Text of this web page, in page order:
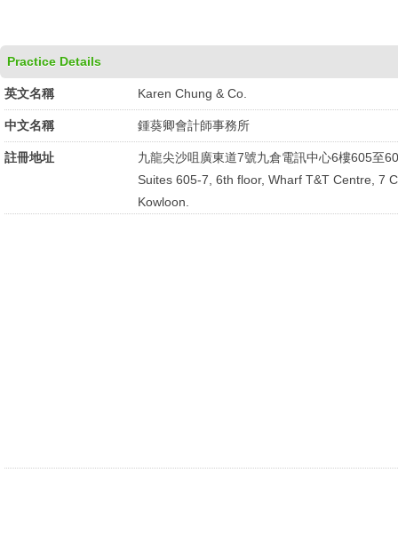
Practice Details
英文名稱 Karen Chung & Co.
中文名稱 鍾葵卿會計師事務所
註冊地址
九龍尖沙咀廣東道7號九倉電訊中心6樓605至
Suites 605-7, 6th floor, Wharf T&T Centre, 7
Kowloon.